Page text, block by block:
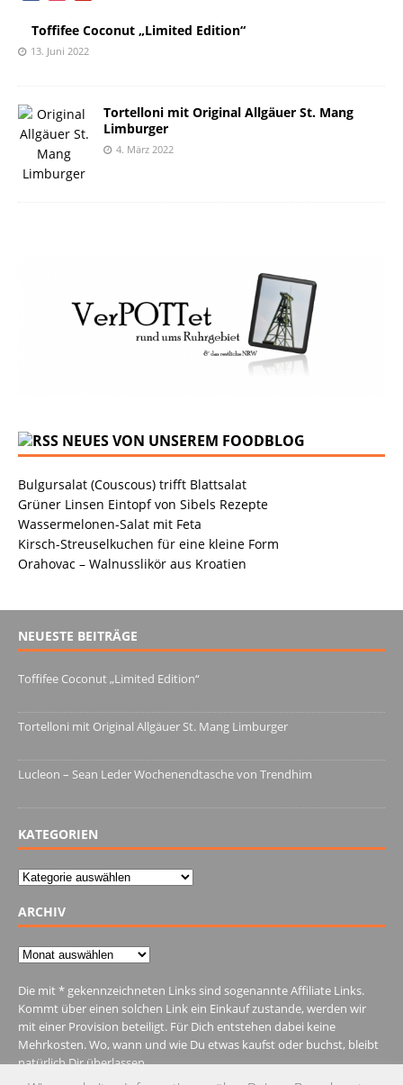
Toffifee Coconut „Limited Edition“
13. Juni 2022
Tortelloni mit Original Allgäuer St. Mang
Limburger
4. März 2022
NEUES VON UNSEREM FOODBLOG
Bulgursalat (Couscous) trifft Blattsalat
Grüner Linsen Eintopf von Sibels Rezepte
Wassermelonen-Salat mit Feta
Kirsch-Streuselkuchen für eine kleine Form
Orahovac – Walnusslikör aus Kroatien
NEUESTE BEITRÄGE
Toffifee Coconut „Limited Edition“
Tortelloni mit Original Allgäuer St. Mang Limburger
Lucleon – Sean Leder Wochenendtasche von Trendhim
KATEGORIEN
Kategorien
ARCHIV
Archiv
Die mit * gekennzeichneten Links sind sogenannte Affiliate Links.
Kommt über einen solchen Link ein Einkauf zustande, werden wir
mit einer Provision beteiligt. Für Dich entstehen dabei keine
Mehrkosten. Wo, wann und wie Du etwas kaufst oder buchst, bleibt
natürlich Dir überlassen.